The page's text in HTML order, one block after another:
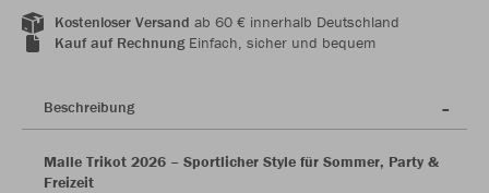
Kostenloser Versand ab 60 € innerhalb Deutschland
Kauf auf RechnungEinfach, sicher und bequem
Beschreibung
Malle Trikot 2026 – Sportlicher Style für Sommer, Party &
Freizeit